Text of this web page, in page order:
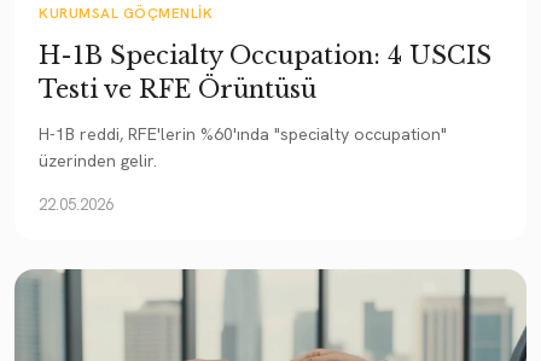
KURUMSAL GÖÇMENLIK
H-1B Specialty Occupation: 4 USCIS
Testi ve RFE Örüntüsü
H-1B reddi, RFE'lerin %60'ında "specialty occupation"
üzerinden gelir.
22.05.2026